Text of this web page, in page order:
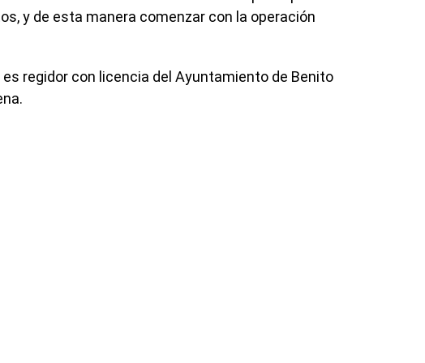
y de esta manera comenzar con la operación
regidor con licencia del Ayuntamiento de Benito